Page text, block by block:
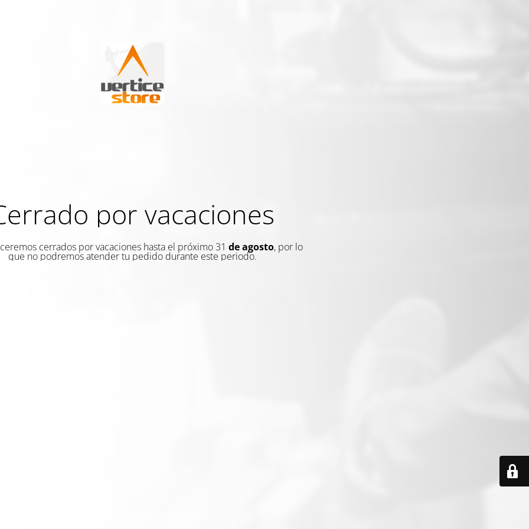
por vacaciones
cerrados por vacaciones hasta el próximo 31 de agosto, por lo
que no podremos atender tu pedido durante este periodo.